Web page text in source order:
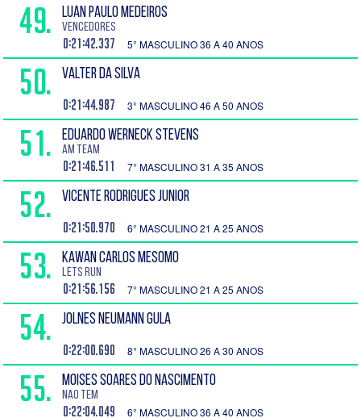
49. LUAN PAULO MEDEIROS
Vencedores
0:21:42.337 5° MASCULINO 36 A 40 ANOS
50. VALTER DA SILVA
0:21:44.987 3° MASCULINO 46 A 50 ANOS
51. EDUARDO WERNECK STEVENS
AM Team
0:21:46.511 7° MASCULINO 31 A 35 ANOS
52. VICENTE RODRIGUES JUNIOR
0:21:50.970 6° MASCULINO 21 A 25 ANOS
53. KAWAN CARLOS MESOMO
Lets Run
0:21:56.156 7° MASCULINO 21 A 25 ANOS
54. JOLNES NEUMANN GULA
0:22:00.690 8° MASCULINO 26 A 30 ANOS
55. MOISES SOARES DO NASCIMENTO
Nao tem
0:22:04.049 6° MASCULINO 36 A 40 ANOS